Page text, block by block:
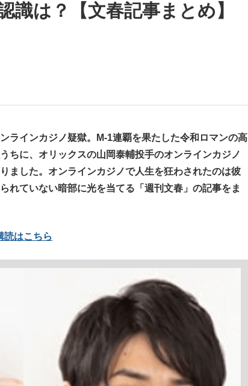
代表・森保一監督...
もっと見る
は？【文春記事まとめ】
ラインカジノ疑獄。M-1連覇を果たした令和ロマンの高
ちに、オリックスの山岡泰輔投手のオンラインカジノ
ました。オンラインカジノで人生を狂わされたのは彼
れていない暗部に光を当てる「週刊文春」の記事をま
読はこちら